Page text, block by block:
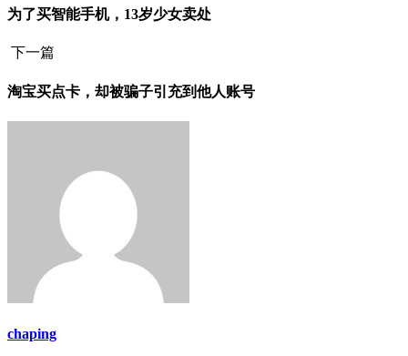
为了买智能手机，13岁少女卖处
下一篇
淘宝买点卡，却被骗子引充到他人账号
chaping